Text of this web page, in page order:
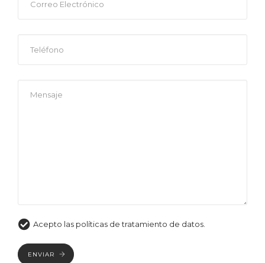
Acepto las políticas de tratamiento de datos.
ENVIAR